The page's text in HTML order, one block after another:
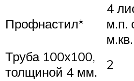
Профнастил*
4
м.п.
м.кв.
Труба 100х100,
толщиной 4 мм.
2